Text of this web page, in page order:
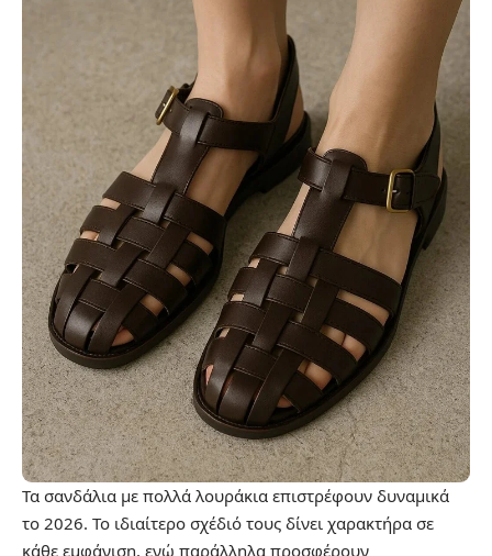
Τα σανδάλια με πολλά λουράκια επιστρέφουν δυναμικά
το 2026. Το ιδιαίτερο σχέδιό τους δίνει χαρακτήρα σε
κάθε εμφάνιση, ενώ παράλληλα προσφέρουν